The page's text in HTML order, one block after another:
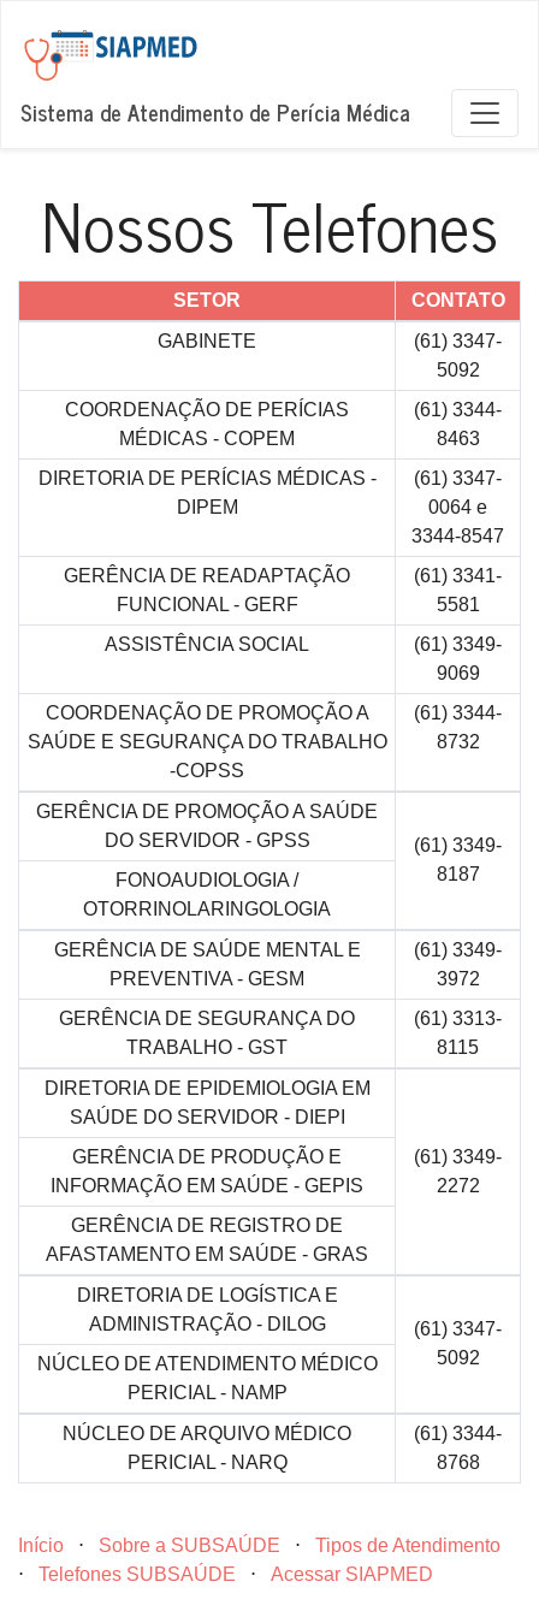
Sistema de Atendimento de Perícia Médica
Nossos Telefones
SETOR
CONTATO
GABINETE
(61) 3347-
5092
COORDENAÇÃO DE PERÍCIAS
MÉDICAS - COPEM
(61) 3344-
8463
DIRETORIA DE PERÍCIAS MÉDICAS -
DIPEM
(61) 3347-
0064 e
3344-8547
GERÊNCIA DE READAPTAÇÃO
FUNCIONAL - GERF
(61) 3341-
5581
ASSISTÊNCIA SOCIAL
(61) 3349-
9069
COORDENAÇÃO DE PROMOÇÃO A
SAÚDE E SEGURANÇA DO TRABALHO
-COPSS
(61) 3344-
8732
GERÊNCIA DE PROMOÇÃO A SAÚDE
DO SERVIDOR - GPSS
(61) 3349-
8187
FONOAUDIOLOGIA /
OTORRINOLARINGOLOGIA
GERÊNCIA DE SAÚDE MENTAL E
PREVENTIVA - GESM
(61) 3349-
3972
GERÊNCIA DE SEGURANÇA DO
TRABALHO - GST
(61) 3313-
8115
DIRETORIA DE EPIDEMIOLOGIA EM
SAÚDE DO SERVIDOR - DIEPI
(61) 3349-
2272
GERÊNCIA DE PRODUÇÃO E
INFORMAÇÃO EM SAÚDE - GEPIS
GERÊNCIA DE REGISTRO DE
AFASTAMENTO EM SAÚDE - GRAS
DIRETORIA DE LOGÍSTICA E
ADMINISTRAÇÃO - DILOG
(61) 3347-
5092
NÚCLEO DE ATENDIMENTO MÉDICO
PERICIAL - NAMP
NÚCLEO DE ARQUIVO MÉDICO
PERICIAL - NARQ
(61) 3344-
8768
Início ⋅ Sobre a SUBSAÚDE ⋅
Tipos de Atendimento
⋅
Telefones SUBSAÚDE ⋅ Acessar SIAPMED